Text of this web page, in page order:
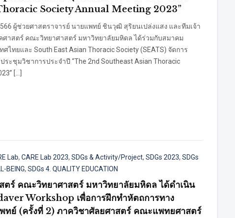
Society Annual Meeting 2023”
ผู้ช่วยศาสตราจารย์ นายแพทย์ ชินวุฒิ สุริยนเปล่งแสง และทีมเจ้า
าสตร์ คณะวิทยาศาสตร์ มหาวิทยาลัยมหิดล ได้ร่วมกับสมาคม
ไทยและ South East Asian Thoracic Society (SEATS) จัดการ
ะชุมวิชาการประจำปี “The 2nd Southeast Asian Thoracic
[…]
Lab,CARE Lab 2023,SDGs & Activity/Project,SDGs 2023,SDGs
BEING,SDGs 4. QUALITY EDUCATION
ตร์ คณะวิทยาศาสตร์ มหาวิทยาลัยมหิดล ได้ดำเนิน
Workshop เพื่อการฝึกทำหัตถการทาง
ทย์ (ครั้งที่ 2) ภาควิชาศัลยศาสตร์ คณะแพทยศาสตร์